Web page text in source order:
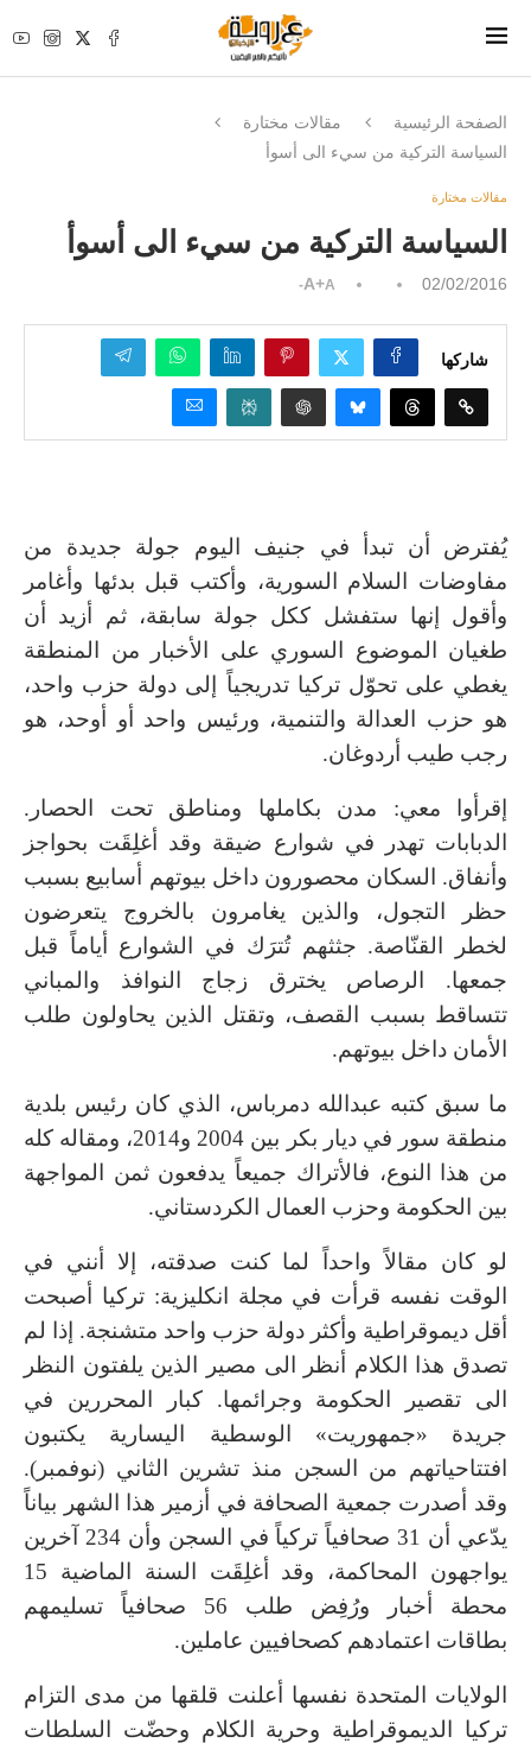
الصفحة الرئيسية
مقالات مختارة
السياسة التركية من سيء الى أسوأ
مقالات مختارة
السياسة التركية من سيء الى أسوأ
02/02/2016
A+A-
شاركها
يُفترض أن تبدأ في جنيف اليوم جولة جديدة من
مفاوضات السلام السورية، وأكتب قبل بدئها وأغامر
وأقول إنها ستفشل ككل جولة سابقة، ثم أزيد أن
طغيان الموضوع السوري على الأخبار من المنطقة
يغطي على تحوّل تركيا تدريجياً إلى دولة حزب واحد،
هو حزب العدالة والتنمية، ورئيس واحد أو أوحد، هو
رجب طيب أردوغان.
إقرأوا معي: مدن بكاملها ومناطق تحت الحصار.
الدبابات تهدر في شوارع ضيقة وقد أغلِقَت بحواجز
وأنفاق. السكان محصورون داخل بيوتهم أسابيع بسبب
حظر التجول، والذين يغامرون بالخروج يتعرضون
لخطر القنّاصة. جثثهم تُترَك في الشوارع أياماً قبل
جمعها. الرصاص يخترق زجاج النوافذ والمباني
تتساقط بسبب القصف، وتقتل الذين يحاولون طلب
الأمان داخل بيوتهم.
ما سبق كتبه عبدالله دمرباس، الذي كان رئيس بلدية
منطقة سور في ديار بكر بين 2004 و2014، ومقاله كله
من هذا النوع، فالأتراك جميعاً يدفعون ثمن المواجهة
بين الحكومة وحزب العمال الكردستاني.
لو كان مقالاً واحداً لما كنت صدقته، إلا أنني في
الوقت نفسه قرأت في مجلة انكليزية: تركيا أصبحت
أقل ديموقراطية وأكثر دولة حزب واحد متشنجة. إذا لم
تصدق هذا الكلام أنظر الى مصير الذين يلفتون النظر
الى تقصير الحكومة وجرائمها. كبار المحررين في
جريدة «جمهوريت» الوسطية اليسارية يكتبون
افتتاحياتهم من السجن منذ تشرين الثاني (نوفمبر).
وقد أصدرت جمعية الصحافة في أزمير هذا الشهر بياناً
يدّعي أن 31 صحافياً تركياً في السجن وأن 234 آخرين
يواجهون المحاكمة، وقد أغلِقَت السنة الماضية 15
محطة أخبار ورُفِض طلب 56 صحافياً تسليمهم
بطاقات اعتمادهم كصحافيين عاملين.
الولايات المتحدة نفسها أعلنت قلقها من مدى التزام
تركيا الديموقراطية وحرية الكلام وحضّت السلطات